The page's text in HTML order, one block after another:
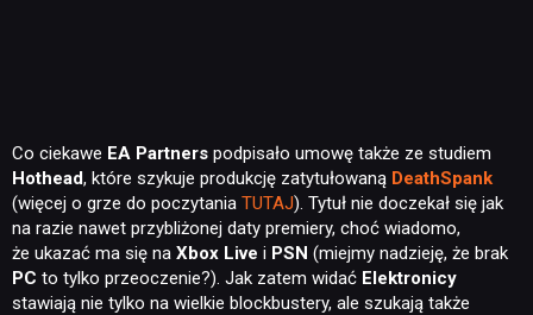
Co ciekawe EA Partners podpisało umowę także ze studiem
Hothead, które szykuje produkcję zatytułowaną DeathSpank
(więcej o grze do poczytania TUTAJ). Tytuł nie doczekał się jak
na razie nawet przybliżonej daty premiery, choć wiadomo,
że ukazać ma się na Xbox Live i PSN (miejmy nadzieję, że brak
PC to tylko przeoczenie?). Jak zatem widać Elektronicy
stawiają nie tylko na wielkie blockbustery, ale szukają także